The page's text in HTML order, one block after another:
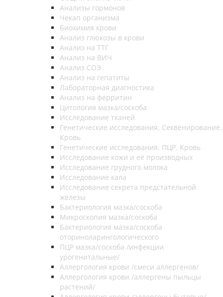
Анализы гормонов
Чекап организма
Биохимия крови
Анализ глюкозы в крови
Анализ на ТТГ
Анализ на ВИЧ
Анализ СОЭ
Анализ на гепатиты
Лабораторная диагностика
Анализ на ферритин
Цитология мазка/соскоба
Исследование тканей
Генетические исследования. Секвенирование.
Кровь
Генетические исследования. ПЦР. Кровь
Исследование кожи и её производных
Исследование грудного молока
Исследование кала
Исследование секрета предстательной
железы
Бактериология мазка/соскоба
Микроскопия мазка/соскоба
Бактериология мазка/соскоба
оториноларингологического
ПЦР мазка/соскоба /инфекции
урогенитальные/
Аллергология крови /смеси аллергенов/
Аллергология крови /аллергены пыльцы
растений/